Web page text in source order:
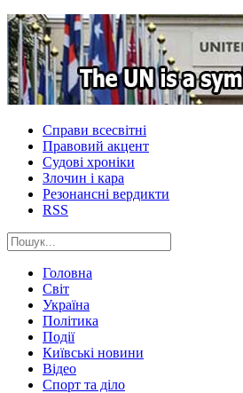
Справи всесвітні
Правовий акцент
Судові хроніки
Злочин і кара
Резонансні вердикти
RSS
Головна
Світ
Україна
Політика
Події
Київські новини
Відео
Спорт та діло